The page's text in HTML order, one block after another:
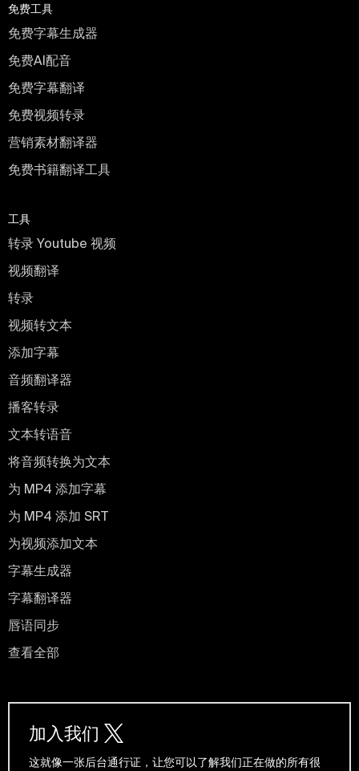
免费工具
免费字幕生成器
免费AI配音
免费字幕翻译
免费视频转录
营销素材翻译器
免费书籍翻译工具
工具
转录 Youtube 视频
视频翻译
转录
视频转文本
添加字幕
音频翻译器
播客转录
文本转语音
将音频转换为文本
为 MP4 添加字幕
为 MP4 添加 SRT
为视频添加文本
字幕生成器
字幕翻译器
唇语同步
查看全部
加入我们
这就像一张后台通行证，让您可以了解我们正在做的所有很